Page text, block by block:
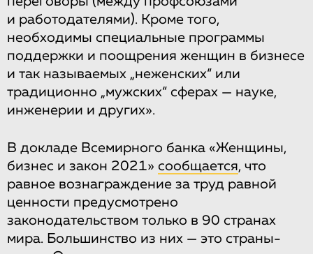
и работодателями). Кроме того,
необходимы специальные программы
поддержки и поощрения женщин в бизнесе
и так называемых „неженских“ или
традиционно „мужских“ сферах — науке,
инженерии и других».
В докладе Всемирного банка «Женщины,
бизнес и закон 2021» сообщается, что
равное вознаграждение за труд равной
ценности предусмотрено
законодательством только в 90 странах
мира. Большинство из них — это страны-